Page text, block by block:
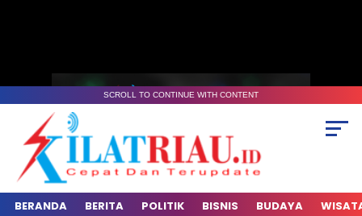
SCROLL TO CONTINUE WITH CONTENT
BERANDA BERITA POLITIK BISNIS BUDAYA